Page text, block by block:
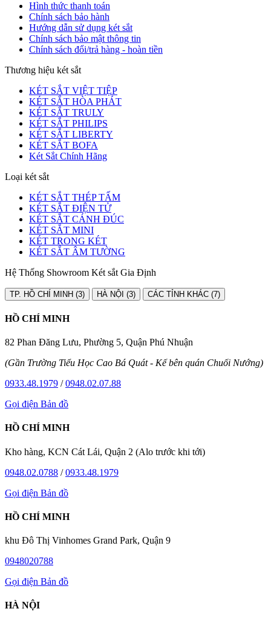
Hình thức thanh toán
Chính sách bảo hành
Hướng dẫn sử dụng két sắt
Chính sách bảo mật thông tin
Chính sách đổi/trả hàng - hoàn tiền
Thương hiệu két sắt
KÉT SẮT VIỆT TIỆP
KÉT SẮT HÒA PHÁT
KÉT SẮT TRULY
KÉT SẮT PHILIPS
KÉT SẮT LIBERTY
KÉT SẮT BOFA
Két Sắt Chính Hãng
Loại két sắt
KÉT SẮT THÉP TẤM
KÉT SẮT ĐIỆN TỬ
KÉT SẮT CÁNH ĐÚC
KÉT SẮT MINI
KÉT TRONG KÉT
KÉT SẮT ÂM TƯỜNG
Hệ Thống Showroom Két sắt Gia Định
TP. HỒ CHÍ MINH (3) HÀ NỘI (3) CÁC TỈNH KHÁC (7)
HỒ CHÍ MINH
82 Phan Đăng Lưu, Phường 5, Quận Phú Nhuận
(Gần Trường Tiểu Học Cao Bá Quát - Kế bên quán Chuối Nướng)
0933.48.1979 /0948.02.07.88
Gọi điện Bản đồ
HỒ CHÍ MINH
Kho hàng, KCN Cát Lái, Quận 2 (Alo trước khi tới)
0948.02.0788 /0933.48.1979
Gọi điện Bản đồ
HỒ CHÍ MINH
khu Đô Thị Vinhomes Grand Park, Quận 9
0948020788
Gọi điện Bản đồ
HÀ NỘI